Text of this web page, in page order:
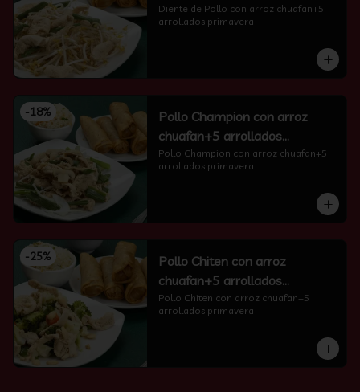
primavera
Diente de Pollo con arroz chuafan+5
arrollados primavera
-18%
Pollo Champion con arroz
chuafan+5 arrollados
primavera
Pollo Champion con arroz chuafan+5
arrollados primavera
-25%
Pollo Chiten con arroz
chuafan+5 arrollados
primavera
Pollo Chiten con arroz chuafan+5
arrollados primavera